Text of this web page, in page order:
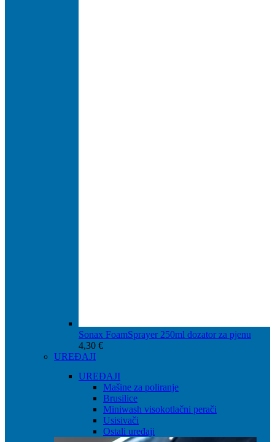
Sonax FoamSprayer 250ml dozator za pjenu
4,30 €
UREĐAJI
UREĐAJI
Mašine za poliranje
Brusilice
Miniwash visokotlačni perači
Usisivači
Ostali uređaji